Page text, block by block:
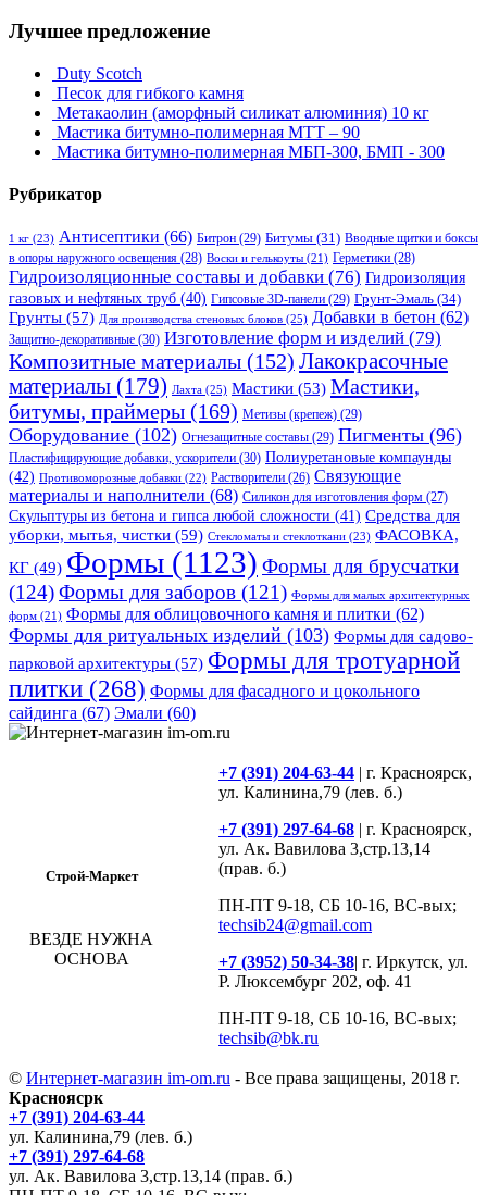
Лучшее предложение
Duty Scotch
Песок для гибкого камня
Метакаолин (аморфный силикат алюминия) 10 кг
Мастика битумно-полимерная МТТ – 90
Мастика битумно-полимерная МБП-300, БМП - 300
Рубрикатор
1 кг (23) Антисептики (66) Битрон (29) Битумы (31) Вводные щитки и боксы
в опоры наружного освещения (28) Воски и гелькоуты (21) Герметики (28)
Гидроизоляционные составы и добавки (76) Гидроизоляция
газовых и нефтяных труб (40) Гипсовые 3D-панели (29) Грунт-Эмаль (34)
Грунты (57) Для производства стеновых блоков (25) Добавки в бетон (62)
Защитно-декоративные (30) Изготовление форм и изделий (79)
Композитные материалы (152) Лакокрасочные
материалы (179) Лахта (25) Мастики (53) Мастики,
битумы, праймеры (169) Метизы (крепеж) (29)
Оборудование (102) Огнезащитные составы (29) Пигменты (96)
Пластифицирующие добавки, ускорители (30) Полиуретановые компаунды
(42) Противоморозные добавки (22) Растворители (26) Связующие
материалы и наполнители (68) Силикон для изготовления форм (27)
Скульптуры из бетона и гипса любой сложности (41) Средства для
уборки, мытья, чистки (59) Стекломаты и стеклоткани (23) ФАСОВКА,
КГ (49) Формы (1123) Формы для брусчатки
(124)Формы для заборов (121) Формы для малых архитектурных
форм (21) Формы для облицовочного камня и плитки (62)
Формы для ритуальных изделий (103) Формы для садово-
парковой архитектуры (57) Формы для тротуарной
плитки (268) Формы для фасадного и цокольного
сайдинга (67) Эмали (60)
Строй-Маркет
ВЕЗДЕ НУЖНА
ОСНОВА
+7 (391) 204-63-44 | г. Красноярск,
ул. Калинина,79 (лев. б.)
+7 (391) 297-64-68 | г. Красноярск,
ул. Ак. Вавилова 3,стр.13,14
(прав. б.)
ПН-ПТ 9-18, СБ 10-16, ВС-вых;
techsib24@gmail.com
+7 (3952) 50-34-38| г. Иркутск, ул.
Р. Люксембург 202, оф. 41
ПН-ПТ 9-18, СБ 10-16, ВС-вых;
techsib@bk.ru
© Интернет-магазин im-om.ru - Все права защищены, 2018 г.
Красноясрк
+7 (391) 204-63-44
ул. Калинина,79 (лев. б.)
+7 (391) 297-64-68
ул. Ак. Вавилова 3,стр.13,14 (прав. б.)